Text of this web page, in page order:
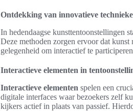
Ontdekking van innovatieve
In hedendaagse kunsttentoonstellingen
Deze methoden zorgen ervoor dat
gelegenheid om interactief te
Interactieve elementen in
Interactieve elementen spelen een
digitale interfaces waar bezoekers zelf
kijkers actief in plaats van passief.